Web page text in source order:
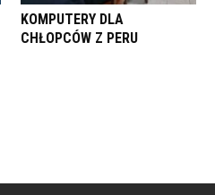
KOMPUTERY DLA
CHŁOPCÓW Z PERU